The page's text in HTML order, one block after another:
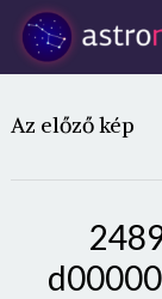
Az előző kép